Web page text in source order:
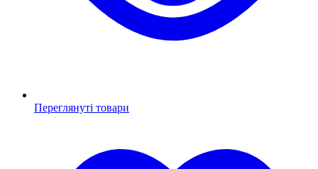
Переглянуті товари